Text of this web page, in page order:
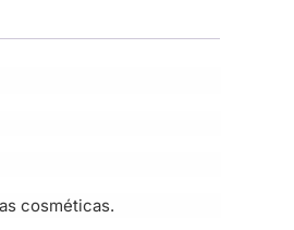
cosméticas.